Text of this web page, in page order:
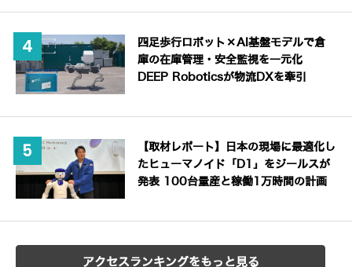
四足歩行ロボット×AI基盤モデルで倉
庫の在庫管理・安全監視を一元化
DEEP Roboticsが物流DXを牽引
【取材レポート】日本の現場に最適化し
たヒューマノイド「D1」をジールスが
発表 100台量産と稼働1万時間の計画
アクセスランキングをもっと見る